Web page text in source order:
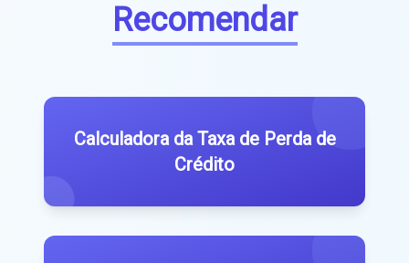
Recomendar
Calculadora da Taxa de Perda de
Crédito